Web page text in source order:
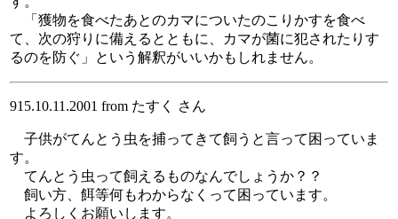
「獲物を食べたあとのカマについたのこりかすを食べ
て、次の狩りに備えるとともに、カマが菌に犯されたりす
るのを防ぐ」という解釈がいいかもしれません。
915.10.11.2001 from たすく さん
子供がてんとう虫を捕ってきて飼うと言って困っていま
す。
てんとう虫って飼えるものなんでしょうか？？
飼い方、餌等何もわからなくって困っています。
よろしくお願いします。